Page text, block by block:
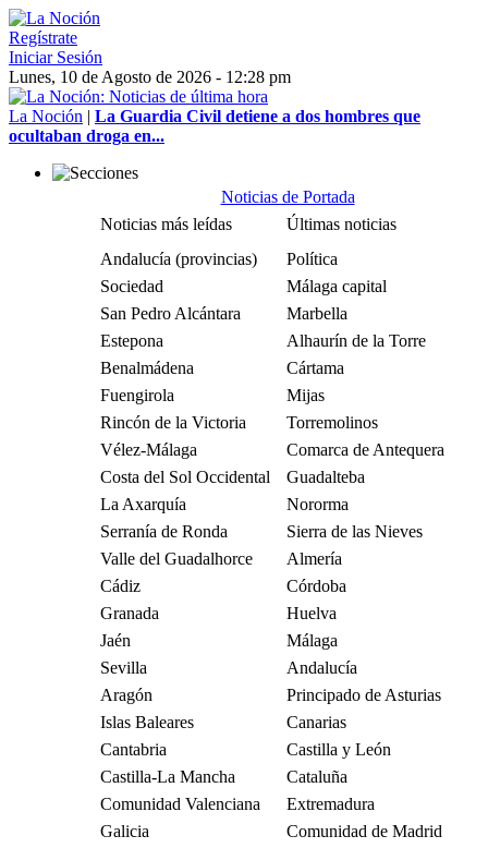
Regístrate
Iniciar Sesión
Lunes, 10 de Agosto de 2026 - 12:28 pm
La Noción | La Guardia Civil detiene a dos hombres que
ocultaban droga en...
Noticias de Portada
Noticias más leídas
Últimas noticias
Andalucía (provincias)
Política
Sociedad
Málaga capital
San Pedro Alcántara
Marbella
Estepona
Alhaurín de la Torre
Benalmádena
Cártama
Fuengirola
Mijas
Rincón de la Victoria
Torremolinos
Vélez-Málaga
Comarca de Antequera
Costa del Sol Occidental
Guadalteba
La Axarquía
Nororma
Serranía de Ronda
Sierra de las Nieves
Valle del Guadalhorce
Almería
Cádiz
Córdoba
Granada
Huelva
Jaén
Málaga
Sevilla
Andalucía
Aragón
Principado de Asturias
Islas Baleares
Canarias
Cantabria
Castilla y León
Castilla-La Mancha
Cataluña
Comunidad Valenciana
Extremadura
Galicia
Comunidad de Madrid